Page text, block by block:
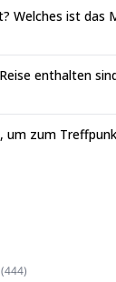
Welches ist das
enthalten
zum
(444)